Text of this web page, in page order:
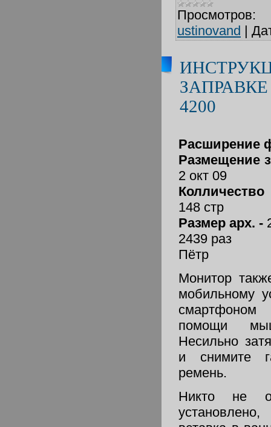
Просмотров:
ustinovand |
ЗАПРАВКЕ
4200
Расширение
Размещение
2 окт 09
148 стр
Размер арх. -
2439 раз
Пётр
Монитор
мобильному
помощи
Несильно
и снимите
ремень.
Никто не